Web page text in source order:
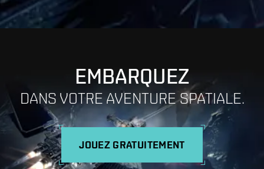
EMBARQUEZ
DANS VOTRE AVENTURE SPATIALE.
JOUEZ GRATUITEMENT